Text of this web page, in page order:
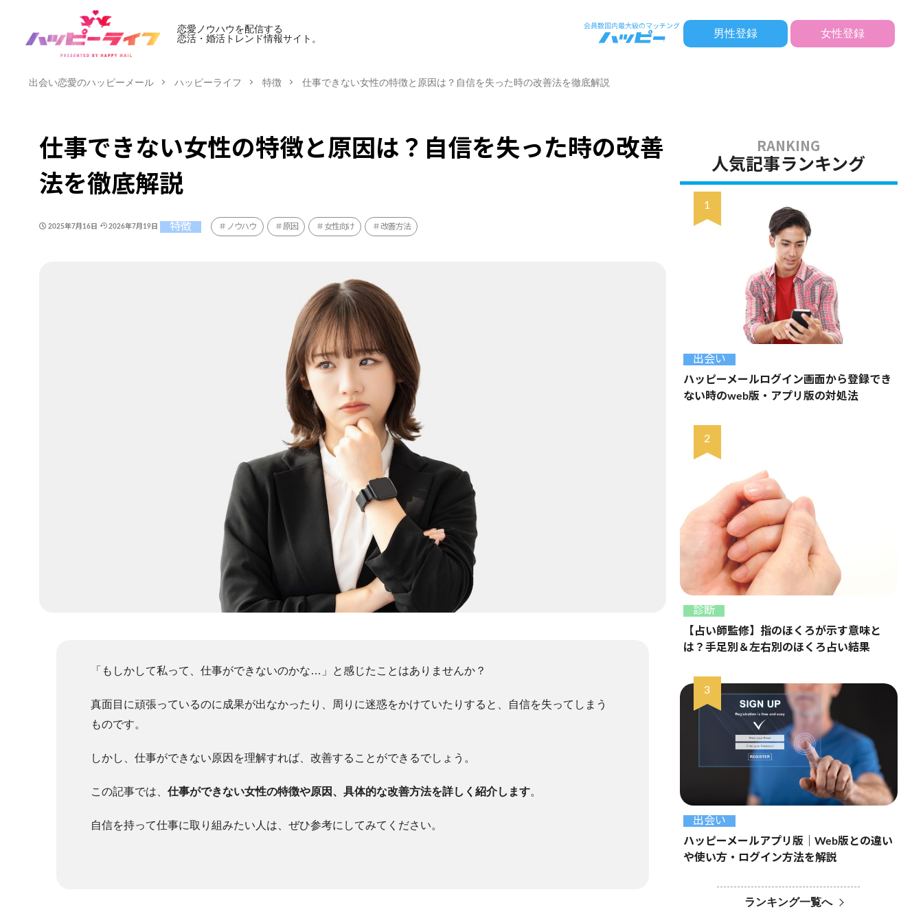
恋愛ノウハウを配信する
恋活・婚活トレンド情報サイト。
男性登録 女性登録
出会い恋愛のハッピーメール ハッピーライフ 特徴 仕事できない女性の特徴と原因は？自信を失った時の改善法を徹底解説
仕事できない女性の特徴と原因は？自信を失った時の改善
法を徹底解説
2025年7月16日 2026年7月19日 特徴 ノウハウ 原因 女性向け 改善方法
「もしかして私って、仕事ができないのかな…」と感じたことはありませんか？
真面目に頑張っているのに成果が出なかったり、周りに迷惑をかけていたりすると、自信を失ってしまう
ものです。
しかし、仕事ができない原因を理解すれば、改善することができるでしょう。
この記事では、 仕事ができない女性の特徴や原因、具体的な改善方法を詳しく紹介します。
自信を持って仕事に取り組みたい人は、ぜひ参考にしてみてください。
人気記事ランキング
出会い
ハッピーメールログイン画面から登録でき
ない時のweb版・アプリ版の対処法
診断
【占い師監修】指のほくろが示す意味と
は？手足別＆左右別のほくろ占い結果
出会い
ハッピーメールアプリ版｜Web版との違い
や使い方・ログイン方法を解説
ランキング一覧へ